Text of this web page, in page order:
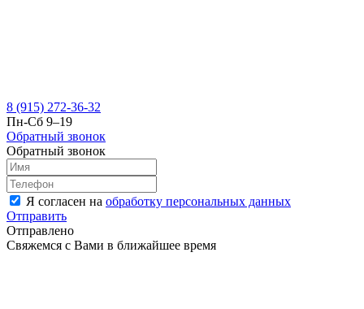
8 (915) 272-36-32
Пн-Сб 9–19
Обратный звонок
Обратный звонок
Я согласен на обработку персональных данных
Отправить
Отправлено
Свяжемся с Вами в ближайшее время